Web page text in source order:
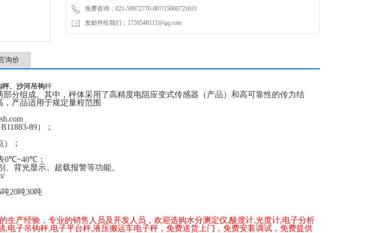
免费咨询：021-58972770-807/15000721631
发邮件给我们：1759548111@qq.com
询价
秤、沙河吊钩秤
部分组成。其中，秤体采用了高精度电阻应变式传感器（产品）和高可靠性的传力结
产品适用于规定量程范围
89）；
）；
0℃~40℃ ；
背光显示、超载报警等功能。
吨20吨30吨
生产经验，专业的销售人员及开发人员，欢迎选购水分测定仪,酸度计,光度计,电子分析
,电子吊钩秤,电子平台秤,液压搬运车电子秤 ，免费送货上门，免费安装调试，免费提供